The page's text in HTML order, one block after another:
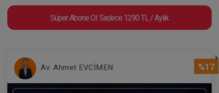
Süper Abone Ol: Sadece 1290 TL / Aylık
%17
Av. Ahmet EVCİMEN